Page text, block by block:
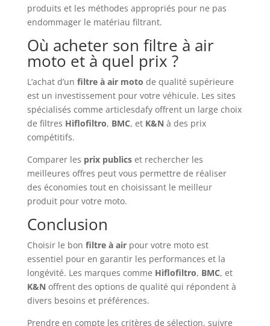
produits et les méthodes appropriés pour ne pas
endommager le matériau filtrant.
Où acheter son filtre à air
moto et à quel prix ?
L’achat d’un filtre à air moto de qualité supérieure
est un investissement pour votre véhicule. Les sites
spécialisés comme articlesdafy offrent un large choix
de filtres Hiflofiltro, BMC, et K&N à des prix
compétitifs.
Comparer les prix publicset rechercher les
meilleures offres peut vous permettre de réaliser
des économies tout en choisissant le meilleur
produit pour votre moto.
Conclusion
Choisir le bon filtre à airpour votre moto est
essentiel pour en garantir les performances et la
longévité. Les marques comme Hiflofiltro, BMC, et
K&N offrent des options de qualité qui répondent à
divers besoins et préférences.
Prendre en compte les critères de sélection, suivre